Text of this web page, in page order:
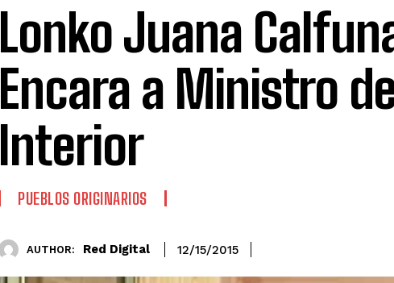
Lonko Juana
Encara a Ministro
Interior
PUEBLOS ORIGINARIOS
AUTHOR: Red Digital 12/15/2015